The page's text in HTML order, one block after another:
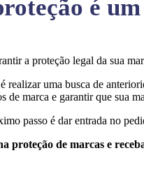
é
a proteção legal da sua
é realizar uma busca de
de marca e garantir que sua
passo é dar entrada no
proteção de marcas e